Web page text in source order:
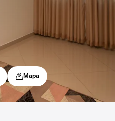
Mapa